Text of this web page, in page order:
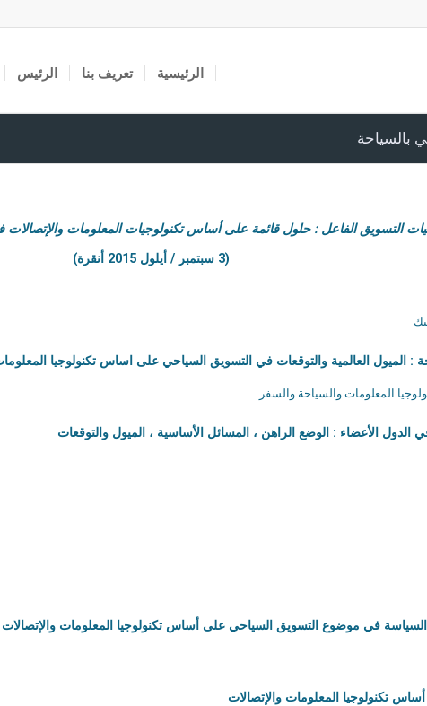
الرئيسية تعريف بنا الرئيس
بالسياحة
التسويق الفاعل : حلول قائمة على أساس تكنولوجيات المعلومات
(3 سبتمبر / أيلول 2015 أنقرة)
المعلومات والسياحة والسفر
تكنولوجيا المعلومات والإتصالات